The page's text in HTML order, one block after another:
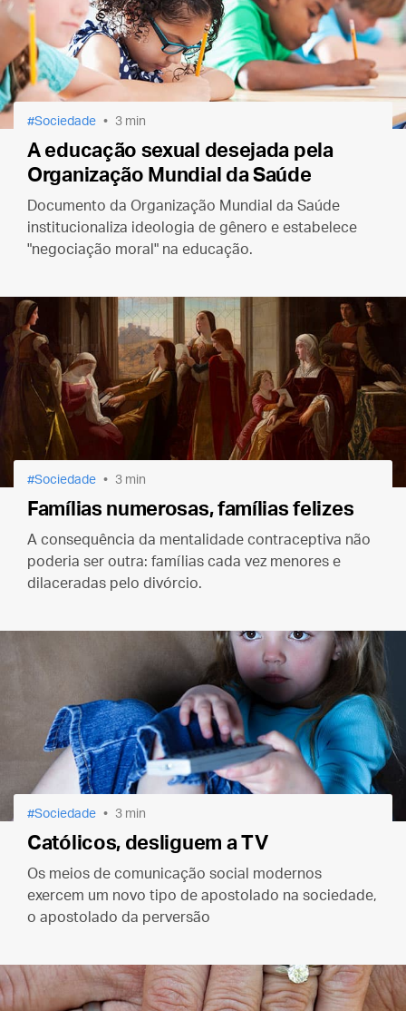
Sociedade 3 min
A educação sexual desejada pela
Organização Mundial da Saúde
Documento da Organização Mundial da Saúde
institucionaliza ideologia de gênero e estabelece
"negociação moral" na educação.
Sociedade 3 min
Famílias numerosas, famílias felizes
A consequência da mentalidade contraceptiva não
poderia ser outra: famílias cada vez menores e
dilaceradas pelo divórcio.
Sociedade 3 min
Católicos, desliguem a TV
Os meios de comunicação social modernos
exercem um novo tipo de apostolado na sociedade,
o apostolado da perversão